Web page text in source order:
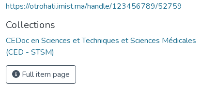
https://otrohati.imist.ma/handle/123456789/52759
Collections
CEDoc en Sciences et Techniques et Sciences Médicales
(CED - STSM)
Full item page